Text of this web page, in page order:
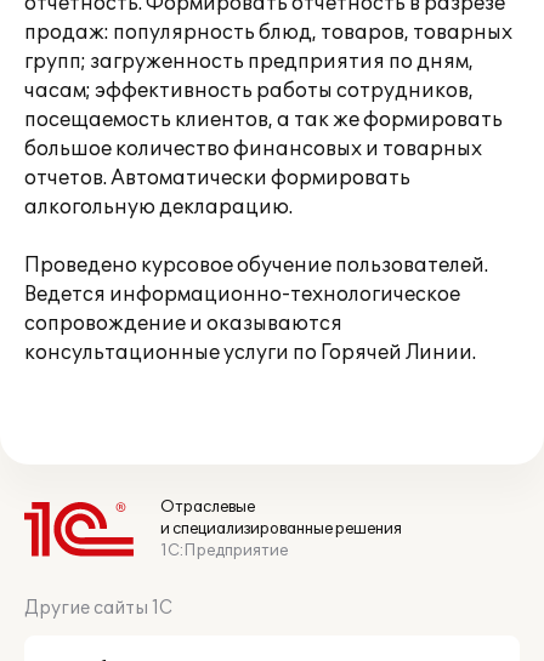
продаж: популярность блюд, товаров, товарных
групп; загруженность предприятия по дням,
часам; эффективность работы сотрудников,
посещаемость клиентов, а так же формировать
большое количество финансовых и товарных
отчетов. Автоматически формировать
алкогольную декларацию.
Проведено курсовое обучение пользователей.
Ведется информационно-технологическое
сопровождение и оказываются
консультационные услуги по Горячей Линии.
Отраслевые
и специализированные решения
1С:Предприятие
Другие сайты 1С